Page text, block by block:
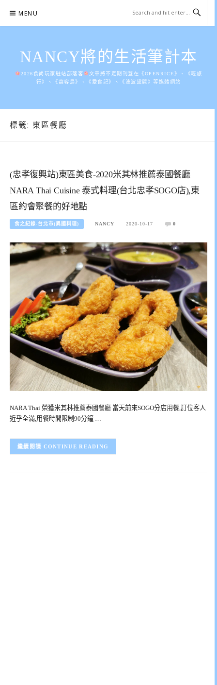
content
MENU
NANCY將的生活筆計本
2026食尚玩家駐站部落客
文章將不定期刊登在《OPENRICE》、《輕旅
行》、《窩客島》、《愛食記》、《波波黛麗》等媒體網站
標籤: 東區餐廳
(忠孝復興站)東區美食-2020米其林推薦泰國餐廳
NARA Thai Cuisine 泰式料理(台北忠孝SOGO店),東
區約會聚餐的好地點
食之紀錄-台北市(異國料理) NANCY 2020-10-17 0
NARA Thai 榮獲米其林推薦泰國餐廳 當天前來SOGO分店用餐,訂位客人
近乎全滿,用餐時間限制90分鐘 …
CONTINUE READING